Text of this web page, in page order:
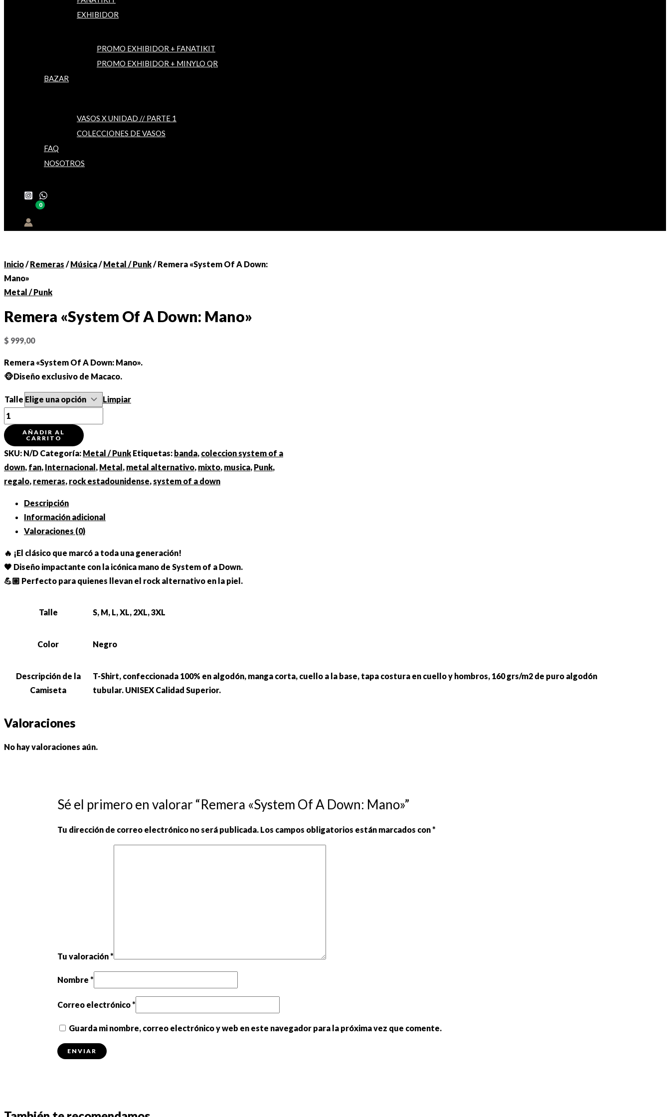
EXHIBIDOR
PROMO EXHIBIDOR + FANATIKIT
PROMO EXHIBIDOR + MINYLO QR
BAZAR
VASOS X UNIDAD // PARTE 1
COLECCIONES DE VASOS
FAQ
NOSOTROS
Inicio/Remeras /Música/Metal / Punk/ Remera «System Of A Down:
Mano»
Metal / Punk
Remera «System Of A Down: Mano»
$ 999,00
Remera «System Of A Down: Mano».
🐵Diseño exclusivo de Macaco.
Talle
Limpiar
Remera
"System
Of
A
Down:
Mano"
AÑADIR AL
CARRITO
SKU: N/D Categoría: Metal / Punk Etiquetas: banda, coleccion system of a
down, fan, Internacional, Metal, metal alternativo, mixto, musica, Punk,
regalo, remeras, rock estadounidense, system of a down
Descripción
Información adicional
Valoraciones (0)
🔥 ¡El clásico que marcó a toda una generación!
🖤 Diseño impactante con la icónica mano de System of a Down.
💪🏼 Perfecto para quienes llevan el rock alternativo en la piel.
Talle S, M, L, XL, 2XL, 3XL
Color Negro
Descripción de la
Camiseta
T-Shirt, confeccionada 100% en algodón, manga corta, cuello a la base, tapa costura en cuello y hombros, 160 grs/m2 de puro algodón
tubular. UNISEX Calidad Superior.
Valoraciones
No hay valoraciones aún.
Sé el primero en valorar “Remera «System Of A Down: Mano»”
Tu dirección de correo electrónico no será publicada. Los campos obligatorios están marcados con*
Tu valoración*
Nombre *
Correo electrónico*
Guarda mi nombre, correo electrónico y web en este navegador para la próxima vez que comente.